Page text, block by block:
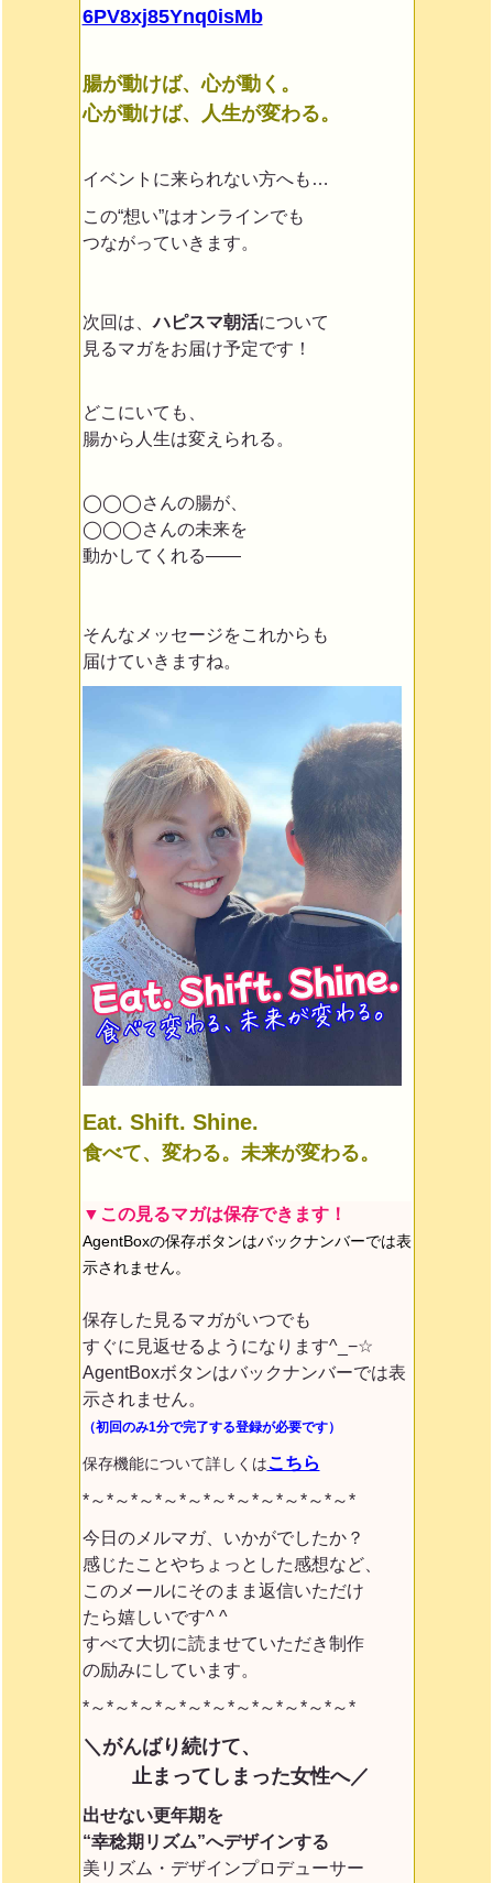
6PV8xj85Ynq0isMb
腸が動けば、心が動く。
心が動けば、人生が変わる。
イベントに来られない方へも…
この“想い”はオンラインでも
つながっていきます。
次回は、ハピスマ朝活について
見るマガをお届け予定です！
どこにいても、
腸から人生は変えられる。
◯◯◯さんの腸が、
◯◯◯さんの未来を
動かしてくれる——
そんなメッセージをこれからも
届けていきますね。
Eat. Shift. Shine.
食べて、変わる。未来が変わる。
▼この見るマガは保存できます！
AgentBoxの保存ボタンはバックナンバーでは表
示されません。
保存した見るマガがいつでも
すぐに見返せるようになります^_−☆
AgentBoxボタンはバックナンバーでは表
示されません。
（初回のみ1分で完了する登録が必要です）
保存機能について詳しくはこちら
*～*～*～*～*～*～*～*～*～*～*～*
今日のメルマガ、いかがでしたか？
感じたことやちょっとした感想など、
このメールにそのまま返信いただけ
たら嬉しいです^ ^
すべて大切に読ませていただき制作
の励みにしています。
*～*～*～*～*～*～*～*～*～*～*～*
＼がんばり続けて、
止まってしまった女性へ／
出せない更年期を
“幸稔期リズム”へデザインする
美リズム・デザインプロデューサー